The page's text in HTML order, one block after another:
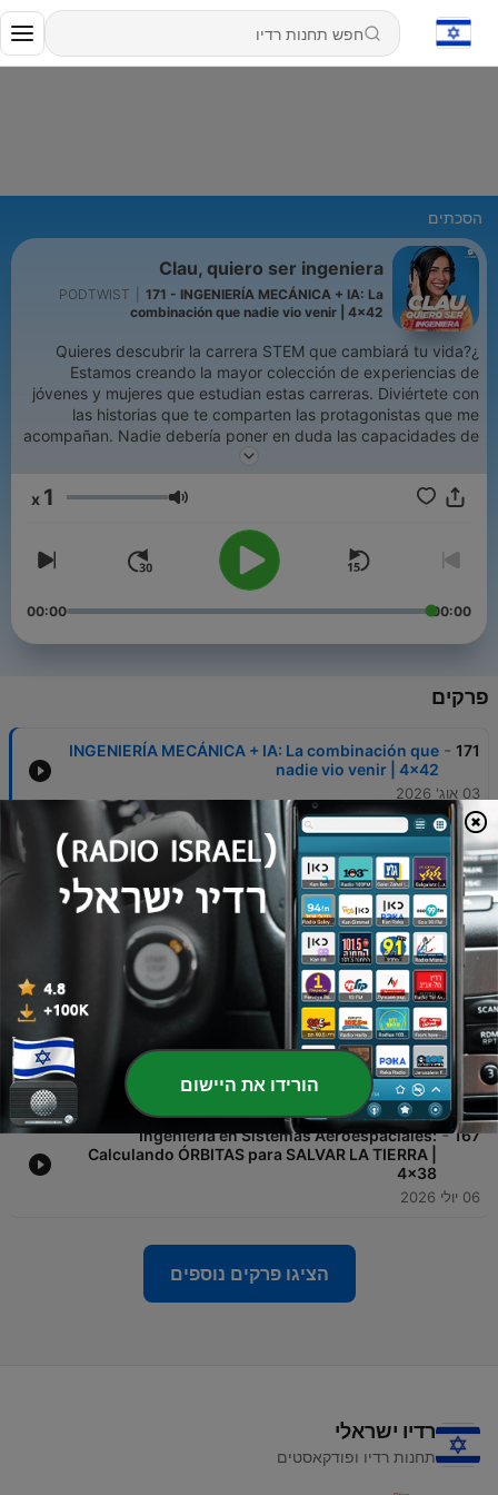
הסכתים
Clau, quiero ser ingeniera
PODTWIST
171 - INGENIERÍA MECÁNICA + IA: La
combinación que nadie vio venir | 4x42
¿Quieres descubrir la carrera STEM que cambiará tu vida?
Estamos creando la mayor colección de experiencias de
jóvenes y mujeres que estudian estas carreras. Diviértete con
las historias que te comparten las protagonistas que me
acompañan. Nadie debería poner en duda las capacidades de
las mujeres en las carreras técnicas y científicas. Si te
encantará. Hasta ahora. :)
עוצמת שמע 1
00:00
00:00
פרקים
171
-
INGENIERÍA MECÁNICA + IA: La combinación que
nadie vio venir | 4x42
03 אוג' 2026
170
-
INGENIERÍA EN SISTEMAS DE INFORMACIÓN: La
tecnología, BIEN utilizada, puede cambiar EL
MUNDO | 4x41
27 יולי 2026
169
MATEMÁTICAS + INGENIERÍA INFORMÁTICA: El
Doble Grado que te lleva a la INFORMACIÓN
CUÁNTICA | 4x40
20 יולי 2026
-
INGENIERÍA DE PROCESOS QUÍMICOS: Cómo es
estudiar esta carrera en VENEZUELA | 4x39
13 יולי 2026
167
-
Ingeniería en Sistemas Aeroespaciales:
Calculando ÓRBITAS para SALVAR LA TIERRA |
4x38
06 יולי 2026
הציגו פרקים נוספים
רדיו ישראלי
תחנות רדיו ופודקאסטים
הורידו את היישום